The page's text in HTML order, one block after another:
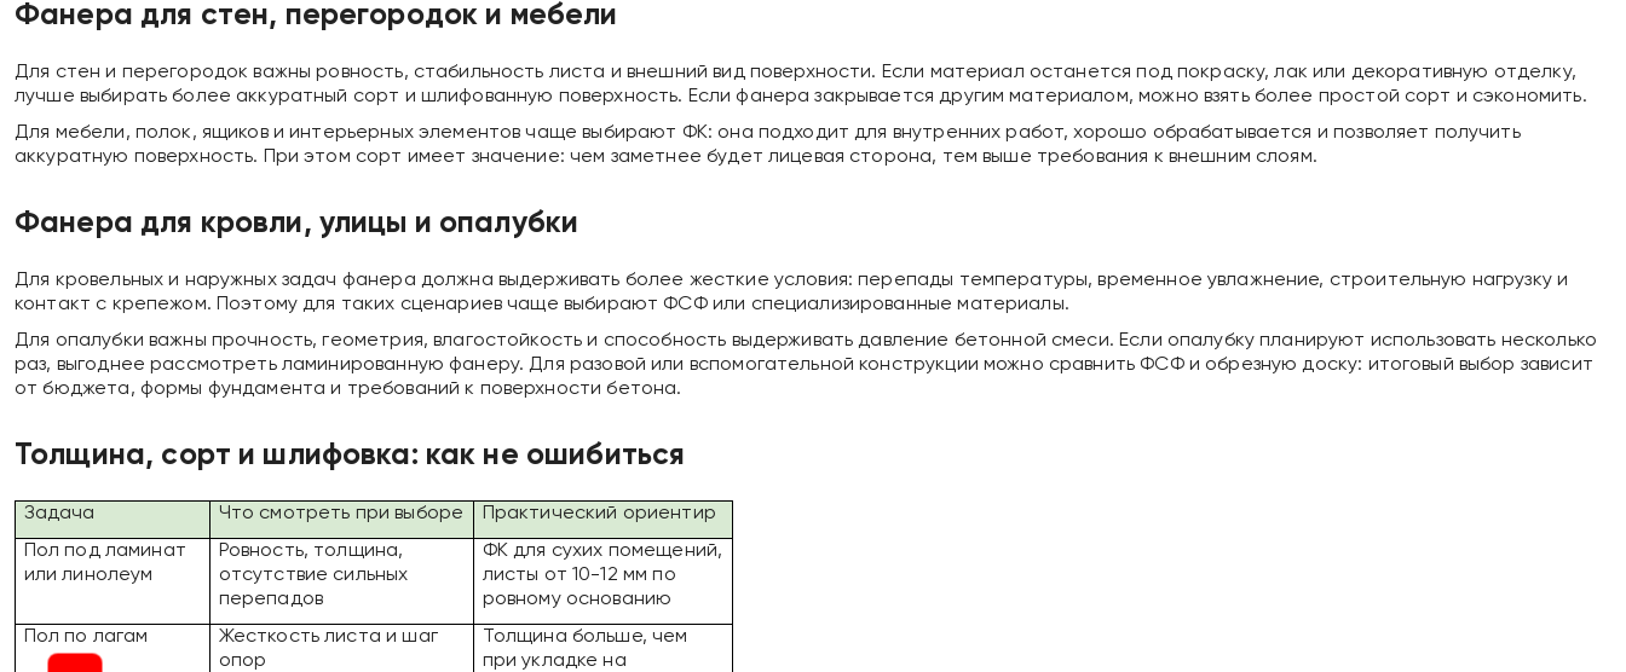
Фанера для стен, перегородок и мебели
Для стен и перегородок важны ровность, стабильность листа и внешний вид поверхности. Если материал останется под покраску, лак или декоративную отделку,
лучше выбирать более аккуратный сорт и шлифованную поверхность. Если фанера закрывается другим материалом, можно взять более простой сорт и сэкономить.
Для мебели, полок, ящиков и интерьерных элементов чаще выбирают ФК: она подходит для внутренних работ, хорошо обрабатывается и позволяет получить
аккуратную поверхность. При этом сорт имеет значение: чем заметнее будет лицевая сторона, тем выше требования к внешним слоям.
Фанера для кровли, улицы и опалубки
Для кровельных и наружных задач фанера должна выдерживать более жесткие условия: перепады температуры, временное увлажнение, строительную нагрузку и
контакт с крепежом. Поэтому для таких сценариев чаще выбирают ФСФ или специализированные материалы.
Для опалубки важны прочность, геометрия, влагостойкость и способность выдерживать давление бетонной смеси. Если опалубку планируют использовать несколько
раз, выгоднее рассмотреть ламинированную фанеру. Для разовой или вспомогательной конструкции можно сравнить ФСФ и обрезную доску: итоговый выбор зависит
от бюджета, формы фундамента и требований к поверхности бетона.
Толщина, сорт и шлифовка: как не ошибиться
Задача Что смотреть при выборе
Практический ориентир
Пол под ламинат
или линолеум
Ровность, толщина,
отсутствие сильных
перепадов
ФК для сухих помещений,
листы от 10-12 мм по
ровному основанию
Пол по лагам
Жесткость листа и шаг
опор
Толщина больше, чем
при укладке на